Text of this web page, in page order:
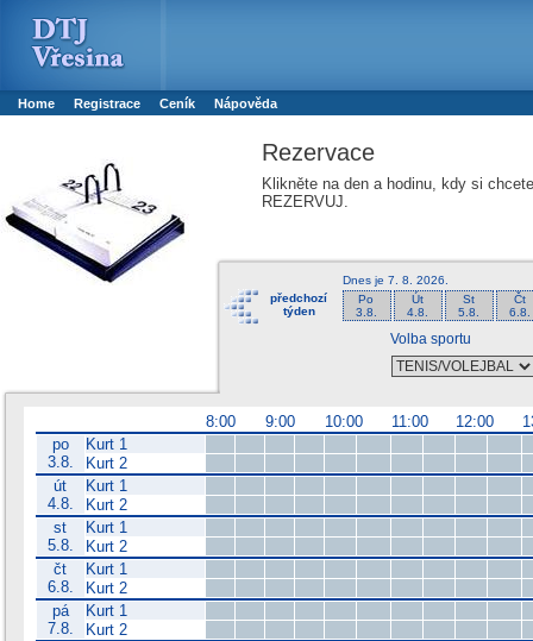
Rezervujse - Port�l pro online rezervace sportu
Home Registrace Ceník Nápověda
Rezervace
Klikněte na den a hodinu, kdy si
REZERVUJ.
předchozí
týden
Dnes je7. 8. 2026
Po
3.8.
Út
4.8.
St
5.8.
Čt
6.8.
Volba sportu
8:00 9:00 10:00 11:00 12:00
po
3.8.
Kurt 1
Kurt 2
út
4.8.
Kurt 1
Kurt 2
st
5.8.
Kurt 1
Kurt 2
čt
6.8.
Kurt 1
Kurt 2
pá
7.8.
Kurt 1
Kurt 2